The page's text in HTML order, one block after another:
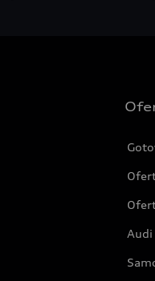
Audi